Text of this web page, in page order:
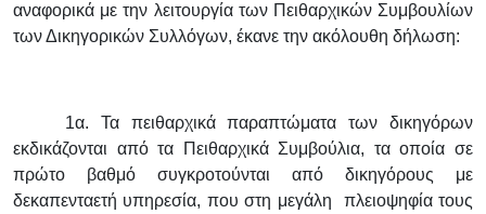
αναφορικά με την λειτουργία των Πειθαρχικών Συμβουλίων
των Δικηγορικών Συλλόγων, έκανε την ακόλουθη δήλωση:
1α. Τα πειθαρχικά παραπτώματα των δικηγόρων
εκδικάζονται από τα Πειθαρχικά Συμβούλια, τα οποία σε
πρώτο βαθμό συγκροτούνται από δικηγόρους με
δεκαπενταετή υπηρεσία, που στη μεγάλη πλειοψηφία τους